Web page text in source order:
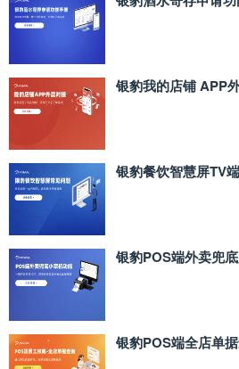
银豹我的店铺 APP
银豹餐饮智慧屏TV
银豹POS端外卖兜
银豹POS端全店单